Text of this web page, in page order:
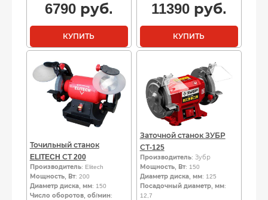
6790руб.
КУПИТЬ
11390руб.
КУПИТЬ
Точильный станок
ELITECH СТ 200
Производитель: Elitech
Мощность, Вт: 200
Диаметр диска, мм: 150
Число оборотов, об/мин:
Заточной станок ЗУБР
СТ-125
Производитель: Зубр
Мощность, Вт: 150
Диаметр диска, мм: 125
Посадочный диаметр, мм:
12,7